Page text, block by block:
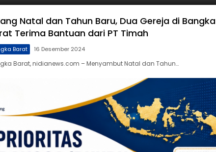
Natal dan Tahun Baru, Dua Gereja di Bangka
Terima Bantuan dari PT Timah
Barat 16 Desember 2024
Barat, nidianews.com – Menyambut Natal dan Tahun…